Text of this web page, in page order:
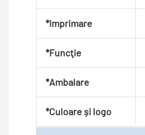
*Imprimare
*Funcţie
*Ambalare
*Culoare și logo